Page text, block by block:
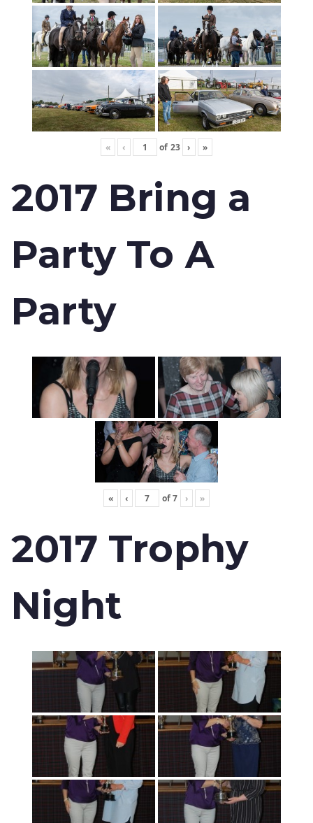
« ‹ of 23 › »
2017 Bring a
Party To A
Party
« ‹ of7 › »
2017 Trophy
Night